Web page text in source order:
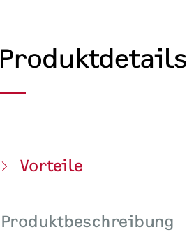
Produktdetails
Vorteile
Produktbeschreibung